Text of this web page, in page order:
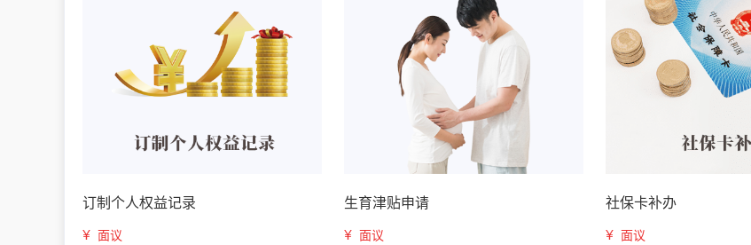
订制个人权益记录
¥ 面议
生育津贴申请
¥ 面议
社保卡补办
¥ 面议